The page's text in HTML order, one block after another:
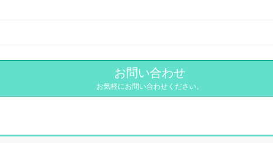
お問い合わせ
お気軽にお問い合わせください。